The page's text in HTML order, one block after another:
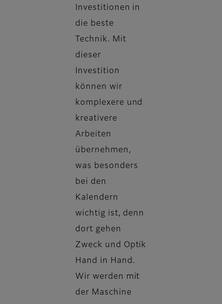
Investitionen in
die beste
Technik. Mit
dieser
Investition
können wir
komplexere und
kreativere
Arbeiten
übernehmen,
was besonders
bei den
Kalendern
wichtig ist, denn
dort gehen
Zweck und Optik
Hand in Hand.
Wir werden mit
der Maschine